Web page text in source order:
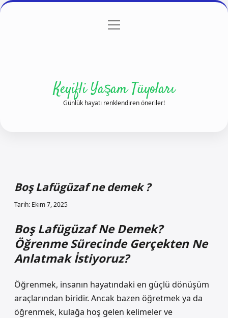
Gizlilik Politikası
menüyü
Keyifli Yaşam Tüyoları
Günlük hayatı renklendiren öneriler!
Boş Lafügüzaf ne demek ?
Tarih: Ekim 7, 2025
Boş Lafügüzaf Ne Demek?
Öğrenme Sürecinde Gerçekten Ne
Anlatmak İstiyoruz?
Öğrenmek, insanın hayatındaki en güçlü dönüşüm
araçlarından biridir. Ancak bazen öğretmek ya da
öğrenmek, kulağa hoş gelen kelimeler ve